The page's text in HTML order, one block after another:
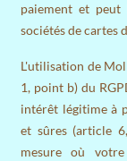
paiement et peut
sociétés de cartes
L'utilisation de
1, point b) du
intérêt légitime à
et sûres (article
mesure où